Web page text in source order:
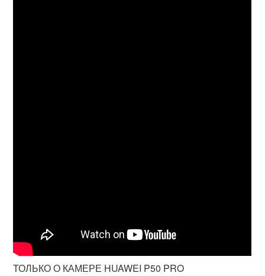
ТОЛЬКО О КАМЕРЕ HUAWEI P50 PRO